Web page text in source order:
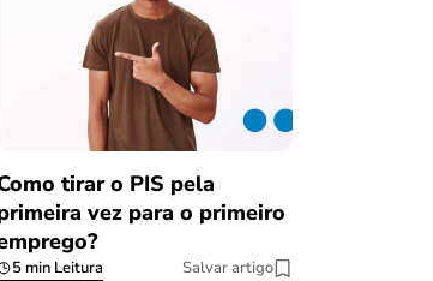
tirar o PIS pela
vez para o primeiro
5 min Leitura Salvar artigo